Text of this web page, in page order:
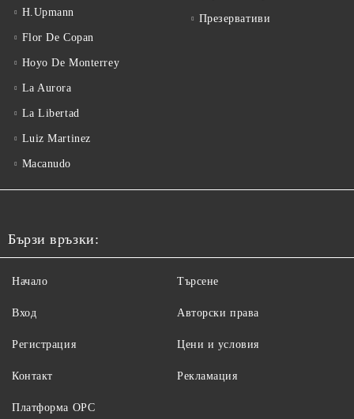
H.Upmann
Flor De Copan
Hoyo De Monterrey
La Aurora
La Libertad
Luiz Martinez
Macanudo
Презервативи
Бързи връзки:
Начало
Вход
Регистрация
Контакт
Търсене
Авторски права
Цени и условия
Рекламация
Платформа ОРС